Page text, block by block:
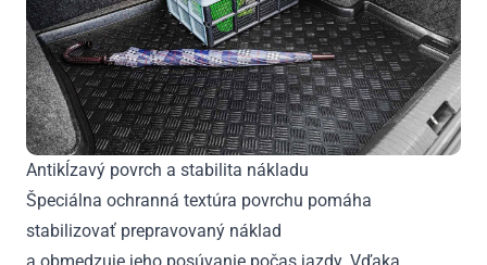
Antikĺzavý povrch a stabilita nákladu
Špeciálna ochranná textúra povrchu pomáha
stabilizovať prepravovaný náklad